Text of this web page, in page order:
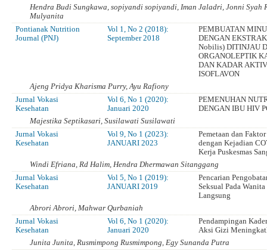
Hendra Budi Sungkawa, sopiyandi sopiyandi, Iman Jaladri, Jonni Syah
Mulyanita
Pontianak Nutrition
Journal (PNJ)
Vol 1, No 2 (2018):
September 2018
PEMBUATAN
DENGAN
Nobilis) DITINJAU
ORGANOLEPTIK
DAN KADAR
ISOFLAVON
Ajeng Pridya Kharisma Purry, Ayu Rafiony
Jurnal Vokasi
Kesehatan
Vol 6, No 1 (2020):
Januari 2020
PEMENUHAN
DENGAN IBU HIV
Majestika Septikasari, Susilawati Susilawati
Jurnal Vokasi
Kesehatan
Vol 9, No 1 (2023):
JANUARI 2023
Pemetaan dan
dengan Kejadian
Kerja Puskesmas
Windi Efriana, Rd Halim, Hendra Dhermawan Sitanggang
Jurnal Vokasi
Kesehatan
Vol 5, No 1 (2019):
JANUARI 2019
Pencarian
Seksual Pada
Langsung
Abrori Abrori, Mahwar Qurbaniah
Jurnal Vokasi
Kesehatan
Vol 6, No 1 (2020):
Januari 2020
Pendampingan
Aksi Gizi
Junita Junita, Rusmimpong Rusmimpong, Egy Sunanda Putra